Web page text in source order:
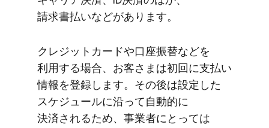
請求書払いなどが​あります。
クレジットカードや​口座振替などを​
利用する​場合、​お客さまは​初回に​支払い​
情報を​登録します。​その後は​設定した​
スケジュールに​沿って​自動的に​
決済される​ため、​事業者に​とっては​